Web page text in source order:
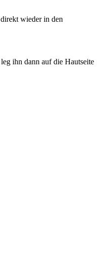
wieder in den
ihn dann auf die Hautseite